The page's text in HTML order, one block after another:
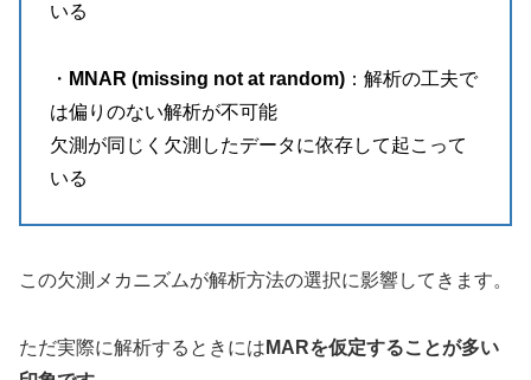
いる
・ MNAR (missing not at random) ：解析の工夫で
は偏りのない解析が不可能
欠測が同じく欠測したデータに依存して起こって
いる
この欠測メカニズムが解析方法の選択に影響してきます。
ただ実際に解析するときには MARを仮定することが多い